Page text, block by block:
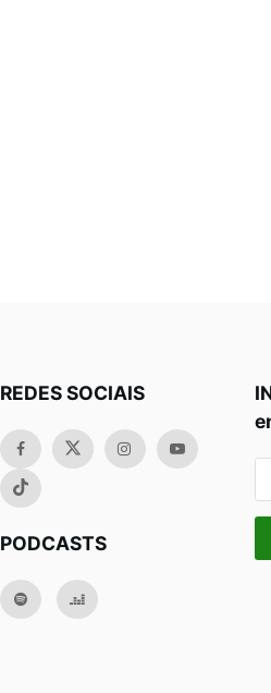
REDES SOCIAIS
PODCASTS